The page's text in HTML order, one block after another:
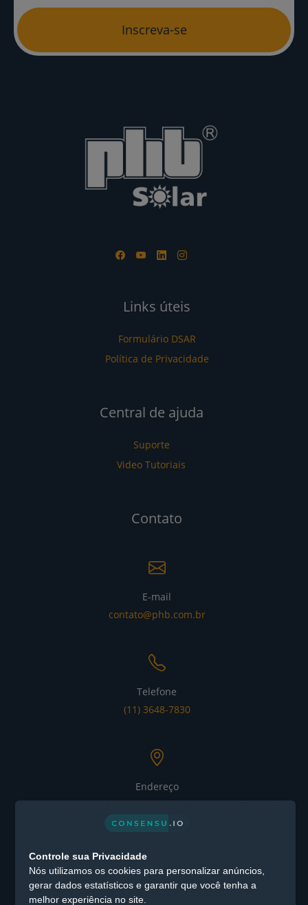
Inscreva-se
Links úteis
Formulário DSAR
Política de Privacidade
Central de ajuda
Suporte
Video Tutoriais
Contato
E-mail
contato@phb.com.br
Telefone
(11) 3648-7830
Endereço
Alameda Xingu nº 1076 – Alphaville Industrial CEP: 06455-
030 - Barueri / SP
Barueri / SP
Controle sua Privacidade
Nós utilizamos os cookies para personalizar anúncios,
gerar dados estatísticos e garantir que você tenha a
melhor experiência no site.